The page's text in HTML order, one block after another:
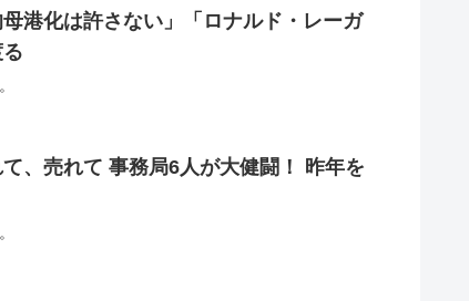
港化は許さない」「ロナルド・レーガ
、売れて 事務局6人が大健闘！ 昨年を